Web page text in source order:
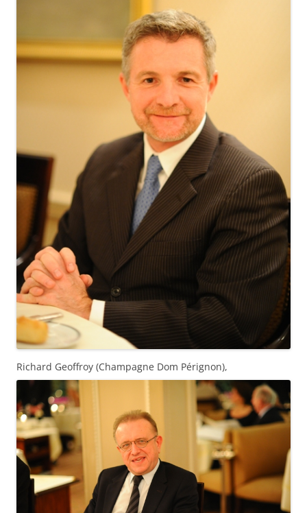
Richard Geoffroy (Champagne Dom Pérignon),